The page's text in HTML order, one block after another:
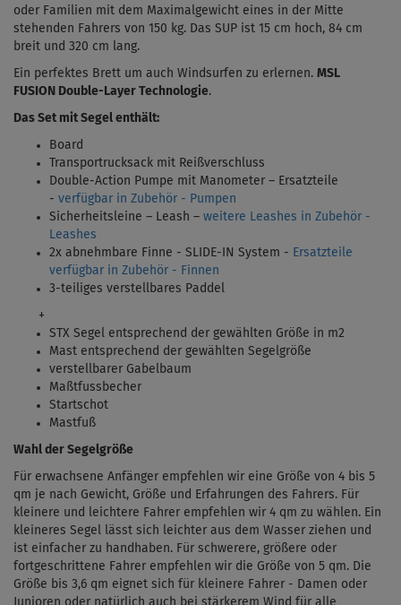
oder Familien mit dem Maximalgewicht eines in der Mitte
stehenden Fahrers von 150 kg. Das SUP ist 15 cm hoch, 84 cm
breit und 320 cm lang.
Ein perfektes Brett um auch Windsurfen zu erlernen. MSL
FUSION Double-Layer Technologie.
Das Set mit Segel enthält:
Board
Transportrucksack mit Reißverschluss
Double-Action Pumpe mit Manometer – Ersatzteile
- verfügbar in Zubehör - Pumpen
Sicherheitsleine – Leash – weitere Leashes in Zubehör -
Leashes
2x abnehmbare Finne - SLIDE-IN System - Ersatzteile
verfügbar in Zubehör - Finnen
3-teiliges verstellbares Paddel
+
STX Segel entsprechend der gewählten Größe in m2
Mast entsprechend der gewählten Segelgröße
verstellbarer Gabelbaum
Maßtfussbecher
Startschot
Mastfuß
Wahl der Segelgröße
Für erwachsene Anfänger empfehlen wir eine Größe von 4 bis 5
qm je nach Gewicht, Größe und Erfahrungen des Fahrers. Für
kleinere und leichtere Fahrer empfehlen wir 4 qm zu wählen. Ein
kleineres Segel lässt sich leichter aus dem Wasser ziehen und
ist einfacher zu handhaben. Für schwerere, größere oder
fortgeschrittene Fahrer empfehlen wir die Größe von 5 qm. Die
Größe bis 3,6 qm eignet sich für kleinere Fahrer - Damen oder
Junioren oder natürlich auch bei stärkerem Wind für alle